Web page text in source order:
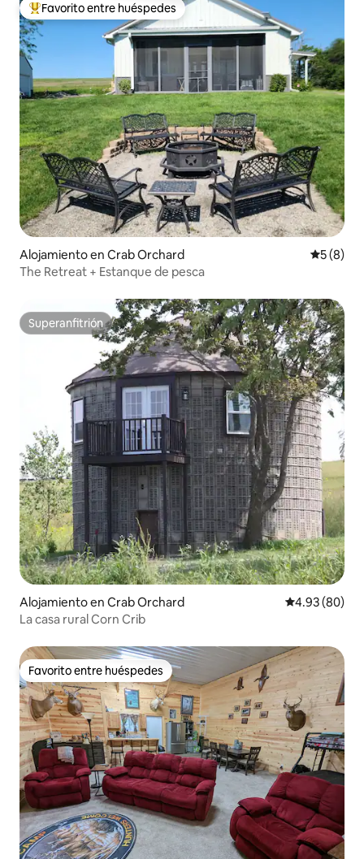
Favorito entre huéspedes preferido
Favorito entre huéspedes
Alojamiento en Crab Orchard
5 (8)
The Retreat + Estanque de pesca
Superanfitrión
Superanfitrión
Alojamiento en Crab Orchard Calificación
4.93 (80)
La casa rural Corn Crib
Favorito entre huéspedes
Favorito entre huéspedes